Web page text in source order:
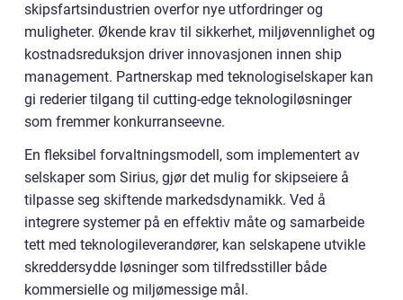
skipsfartsindustrien overfor nye utfordringer og
muligheter. Økende krav til sikkerhet, miljøvennlighet og
kostnadsreduksjon driver innovasjonen innen ship
management. Partnerskap med teknologiselskaper kan
gi rederier tilgang til cutting-edge teknologiløsninger
som fremmer konkurranseevne.
En fleksibel forvaltningsmodell, som implementert av
selskaper som Sirius, gjør det mulig for skipseiere å
tilpasse seg skiftende markedsdynamikk. Ved å
integrere systemer på en effektiv måte og samarbeide
tett med teknologileverandører, kan selskapene utvikle
skreddersydde løsninger som tilfredsstiller både
kommersielle og miljømessige mål.